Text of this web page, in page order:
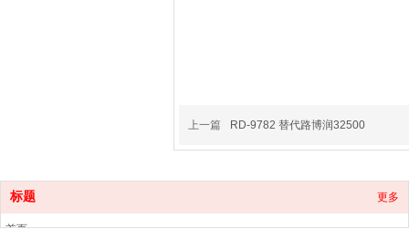
上一篇 RD-9782 替代路博润32500
标题 更多